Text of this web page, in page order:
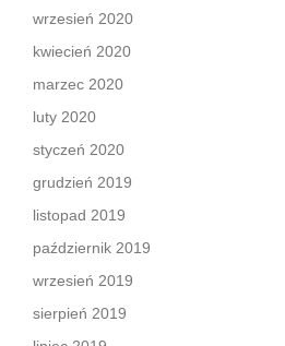
wrzesień 2020
kwiecień 2020
marzec 2020
luty 2020
styczeń 2020
grudzień 2019
listopad 2019
październik 2019
wrzesień 2019
sierpień 2019